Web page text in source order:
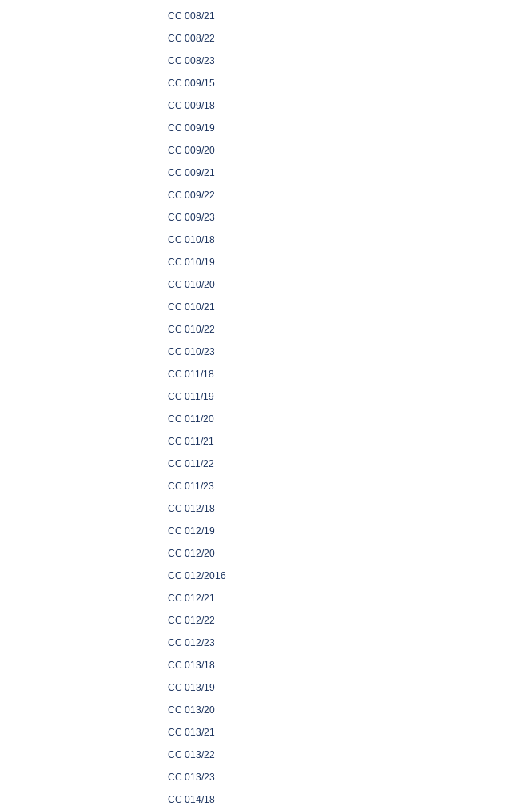
CC 008/21
CC 008/22
CC 008/23
CC 009/15
CC 009/18
CC 009/19
CC 009/20
CC 009/21
CC 009/22
CC 009/23
CC 010/18
CC 010/19
CC 010/20
CC 010/21
CC 010/22
CC 010/23
CC 011/18
CC 011/19
CC 011/20
CC 011/21
CC 011/22
CC 011/23
CC 012/18
CC 012/19
CC 012/20
CC 012/2016
CC 012/21
CC 012/22
CC 012/23
CC 013/18
CC 013/19
CC 013/20
CC 013/21
CC 013/22
CC 013/23
CC 014/18